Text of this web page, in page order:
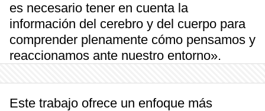
es necesario tener en cuenta la
información del cerebro y del cuerpo para
comprender plenamente cómo pensamos y
reaccionamos ante nuestro entorno».
Este trabajo ofrece un enfoque más